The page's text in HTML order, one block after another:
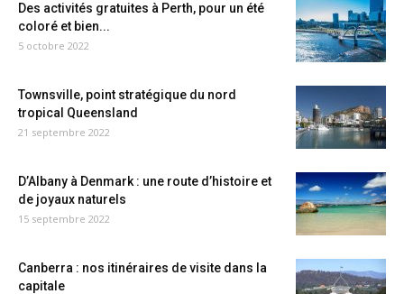
Des activités gratuites à Perth, pour un été
coloré et bien...
5 octobre 2022
Townsville, point stratégique du nord
tropical Queensland
21 septembre 2022
D’Albany à Denmark : une route d’histoire et
de joyaux naturels
15 septembre 2022
Canberra : nos itinéraires de visite dans la
capitale